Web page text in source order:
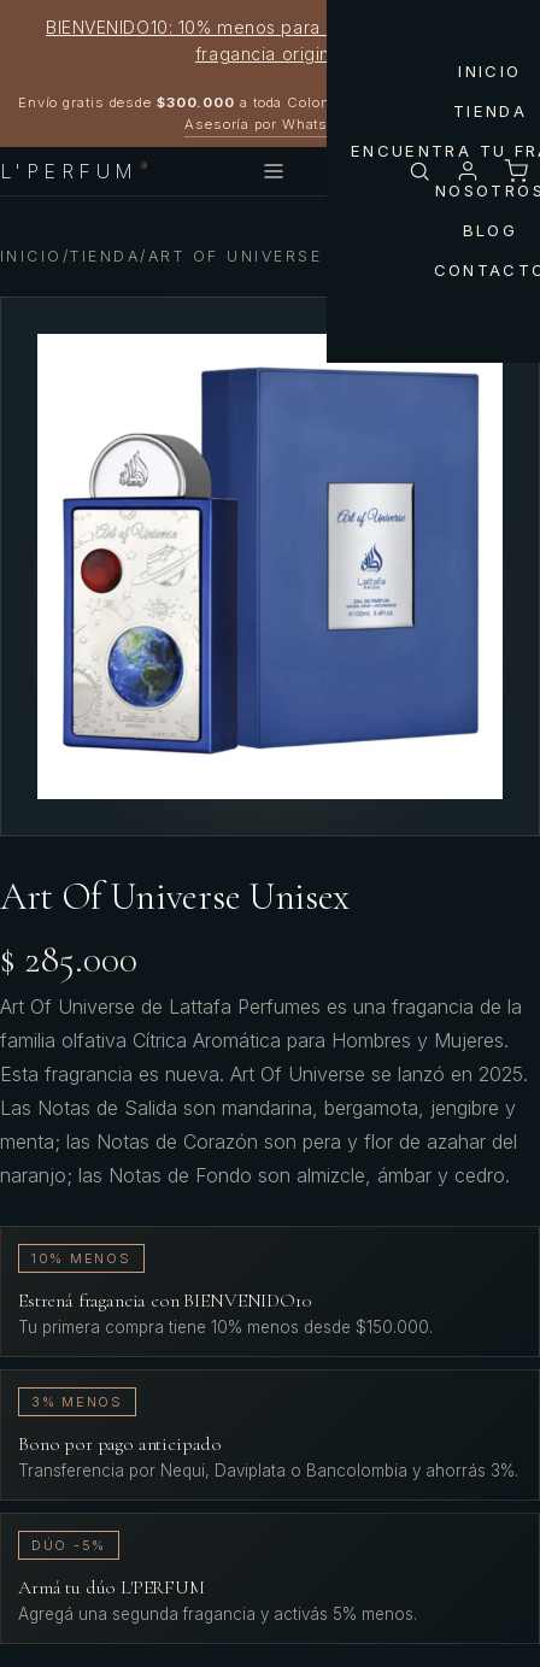
BIENVENIDO10: 10% menos para estrenar tu próxima
fragancia original
Envío gratis desde $300.000 a toda Colombia
Asesoría por WhatsApp
L'PERFUM ®
INICIO
TIENDA
ENCUENTRA TU
BLOG
INICIO /TIENDA/ ART OF UNIVERSE UNISEX
Art Of Universe Unisex
$ 285.000
Art Of Universe de Lattafa Perfumes es una fragancia de la
familia olfativa Cítrica Aromática para Hombres y Mujeres.
Esta fragrancia es nueva. Art Of Universe se lanzó en 2025.
Las Notas de Salida son mandarina, bergamota, jengibre y
menta; las Notas de Corazón son pera y flor de azahar del
naranjo; las Notas de Fondo son almizcle, ámbar y cedro.
10% MENOS
Estrená fragancia con BIENVENIDO10
Tu primera compra tiene 10% menos desde $150.000.
3% MENOS
Bono por pago anticipado
Transferencia por Nequi, Daviplata o Bancolombia y ahorrás 3%.
DÚO -5%
Armá tu dúo L'PERFUM
Agregá una segunda fragancia y activás 5% menos.